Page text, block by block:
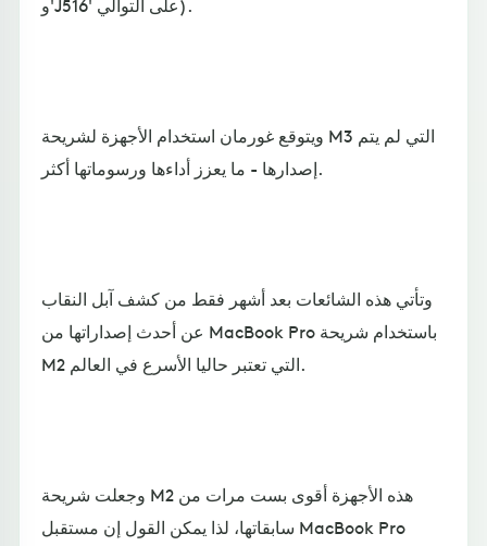
ويتوقع غورمان استخدام الأجهزة لشريحة M3 التي لم يتم
إصدارها - ما يعزز أداءها ورسوماتها أكثر.
وتأتي هذه الشائعات بعد أشهر فقط من كشف آبل النقاب
عن أحدث إصداراتها من MacBook Pro باستخدام شريحة
M2 التي تعتبر حاليا الأسرع في العالم.
وجعلت شريحة M2 هذه الأجهزة أقوى بست مرات من
سابقاتها، لذا يمكن القول إن مستقبل MacBook Pro